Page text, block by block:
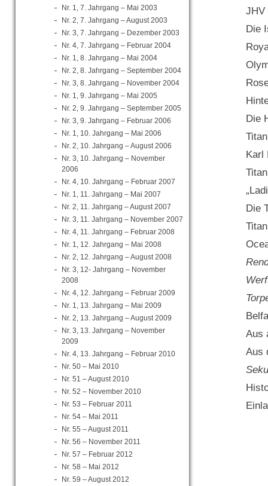
Nr. 1, 7. Jahrgang – Mai 2003
Nr. 2, 7. Jahrgang – August 2003
Nr. 3, 7. Jahrgang – Dezember 2003
Nr. 4, 7. Jahrgang – Februar 2004
Nr. 1, 8. Jahrgang – Mai 2004
Nr. 2, 8. Jahrgang – September 2004
Nr. 3, 8. Jahrgang – November 2004
Nr. 1, 9. Jahrgang – Mai 2005
Nr. 2, 9. Jahrgang – September 2005
Nr. 3, 9. Jahrgang – Februar 2006
Nr. 1, 10. Jahrgang – Mai 2006
Nr. 2, 10. Jahrgang – August 2006
Nr. 3, 10. Jahrgang – November
2006
Nr. 4, 10. Jahrgang – Februar 2007
Nr. 1, 11. Jahrgang – Mai 2007
Nr. 2, 11. Jahrgang – August 2007
Nr. 3, 11. Jahrgang – November 2007
Nr. 4, 11. Jahrgang – Februar 2008
Nr. 1, 12. Jahrgang – Mai 2008
Nr. 2, 12. Jahrgang – August 2008
Nr. 3, 12- Jahrgang – November
2008
Nr. 4, 12. Jahrgang – Februar 2009
Nr. 1, 13. Jahrgang – Mai 2009
Nr. 2, 13. Jahrgang – August 2009
Nr. 3, 13. Jahrgang – November
2009
Nr. 4, 13. Jahrgang – Februar 2010
Nr. 50 – Mai 2010
Nr. 51 – August 2010
Nr. 52 – November 2010
Nr. 53 – Februar 2011
Nr. 54 – Mai 2011
Nr. 55 – August 2011
Nr. 56 – November 2011
Nr. 57 – Februar 2012
Nr. 58 – Mai 2012
Nr. 59 – August 2012
JHV
Die
Die
Karl
Die
Aus
Aus